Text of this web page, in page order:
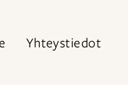
Yhteystiedot